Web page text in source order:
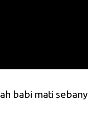
babi mati